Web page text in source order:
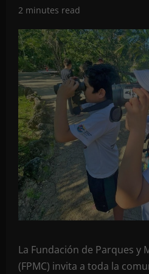
2 minutes read
La Fundación de Parques y
(FPMC) invita a toda la